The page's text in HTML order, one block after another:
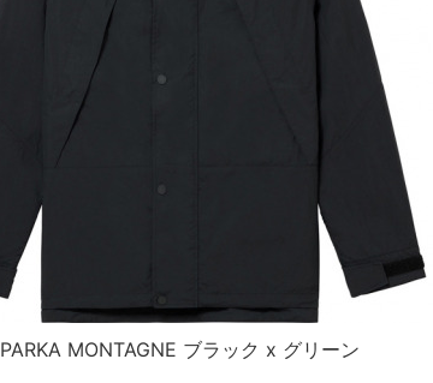
PARKA MONTAGNE ブラック x グリーン